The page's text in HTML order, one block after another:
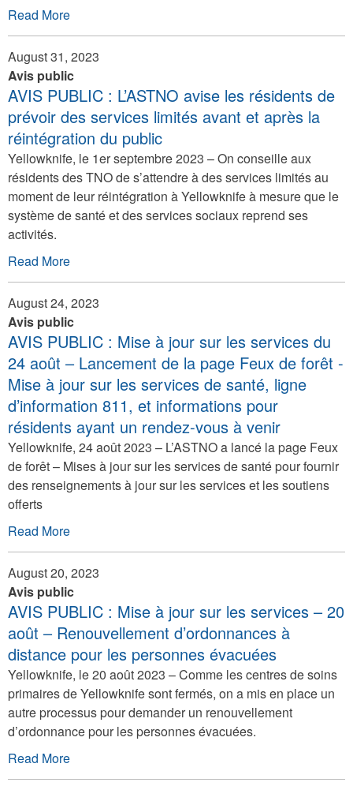
Read More
August 31, 2023
Avis public
AVIS PUBLIC : L’ASTNO avise les résidents de
prévoir des services limités avant et après la
réintégration du public
Yellowknife, le 1er septembre 2023 – On conseille aux
résidents des TNO de s’attendre à des services limités au
moment de leur réintégration à Yellowknife à mesure que le
système de santé et des services sociaux reprend ses
activités.
Read More
August 24, 2023
Avis public
AVIS PUBLIC : Mise à jour sur les services du
24 août – Lancement de la page Feux de forêt -
Mise à jour sur les services de santé, ligne
d’information 811, et informations pour
résidents ayant un rendez-vous à venir
Yellowknife, 24 août 2023 – L’ASTNO a lancé la page Feux
de forêt – Mises à jour sur les services de santé pour fournir
des renseignements à jour sur les services et les soutiens
offerts
Read More
August 20, 2023
Avis public
AVIS PUBLIC : Mise à jour sur les services – 20
août – Renouvellement d’ordonnances à
distance pour les personnes évacuées
Yellowknife, le 20 août 2023 – Comme les centres de soins
primaires de Yellowknife sont fermés, on a mis en place un
autre processus pour demander un renouvellement
d’ordonnance pour les personnes évacuées.
Read More